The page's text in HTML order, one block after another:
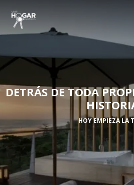
DETRÁS DE TODA
HOY EMPIEZA LA